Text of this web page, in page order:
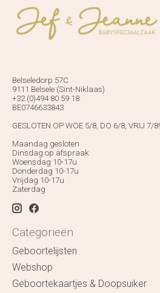
Belseledorp 57C
9111 Belsele (Sint-Niklaas)
+32 (0)494 80 59 18
BE0746633843
GESLOTEN OP WOE 5/8, DO 6/8, VRIJ 7/8!
Maandag gesloten
Dinsdag op afspraak
Woensdag 10-17u
Donderdag 10-17u
Vrijdag 10-17u
Zaterdag
Categorieën
Geboortelijsten
Webshop
Geboortekaartjes & Doopsuiker